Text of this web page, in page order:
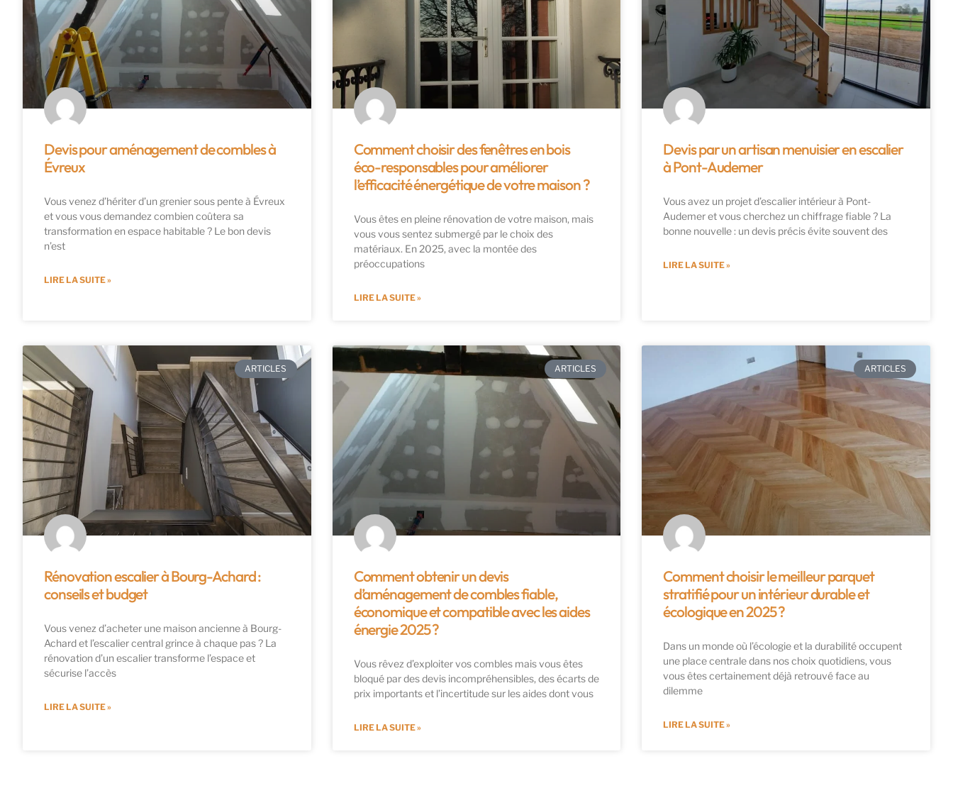
Devis pour aménagement de combles à
Évreux
Vous venez d’hériter d’un grenier sous pente à Évreux
et vous vous demandez combien coûtera sa
transformation en espace habitable ? Le bon devis
n’est
LIRE LA SUITE »
Comment choisir des fenêtres en bois
éco-responsables pour améliorer
l’efficacité énergétique de votre maison ?
Vous êtes en pleine rénovation de votre maison, mais
vous vous sentez submergé par le choix des
matériaux. En 2025, avec la montée des
préoccupations
LIRE LA SUITE »
Devis par un artisan menuisier en escalier
à Pont-Audemer
Vous avez un projet d’escalier intérieur à Pont-
Audemer et vous cherchez un chiffrage fiable ? La
bonne nouvelle : un devis précis évite souvent des
LIRE LA SUITE »
ARTICLES
Rénovation escalier à Bourg-Achard :
conseils et budget
Vous venez d’acheter une maison ancienne à Bourg-
Achard et l’escalier central grince à chaque pas ? La
rénovation d’un escalier transforme l’espace et
sécurise l’accès
LIRE LA SUITE »
ARTICLES
Comment obtenir un devis
d’aménagement de combles fiable,
économique et compatible avec les aides
énergie 2025 ?
Vous rêvez d’exploiter vos combles mais vous êtes
bloqué par des devis incompréhensibles, des écarts de
prix importants et l’incertitude sur les aides dont vous
LIRE LA SUITE »
ARTICLES
Comment choisir le meilleur parquet
stratifié pour un intérieur durable et
écologique en 2025 ?
Dans un monde où l’écologie et la durabilité occupent
une place centrale dans nos choix quotidiens, vous
vous êtes certainement déjà retrouvé face au
dilemme
LIRE LA SUITE »